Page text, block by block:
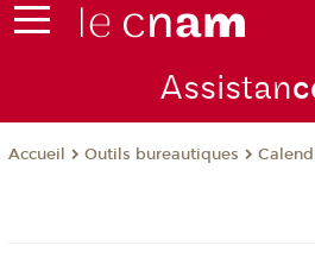
Assistan
Accueil Outils bureautiques